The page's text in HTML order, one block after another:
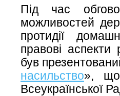
Під час
можливостей
протидії
правові
був
насильство», що
Всеукраїнської